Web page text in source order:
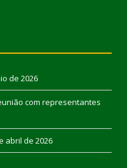
de 2026
com representantes
abril de 2026